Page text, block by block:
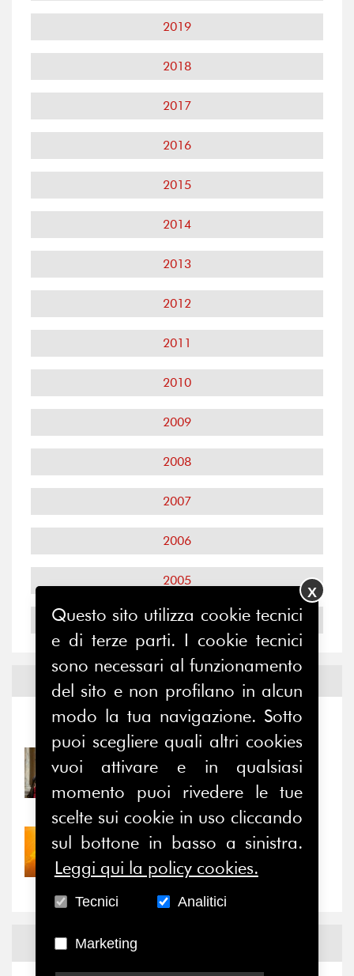
2019
2018
2017
2016
2015
2014
2013
2012
2011
2010
2009
2008
2007
2006
2005
2004
Eventi
Notizie- Eventi
31/07/2026
Prima della pausa estiva,
il valore di...
30/07/2026
Nove anni dopo la
“grande cecità”: la...
News
Questo sito utilizza cookie tecnici
e di terze parti. I cookie tecnici
sono necessari al funzionamento
del sito e non profilano in alcun
modo la tua navigazione. Sotto
puoi scegliere quali altri cookies
vuoi attivare e in qualsiasi
momento puoi rivedere le tue
scelte sui cookie in uso cliccando
sul bottone in basso a sinistra.
Leggi qui la policy cookies.
Tecnici Analitici
Marketing
X